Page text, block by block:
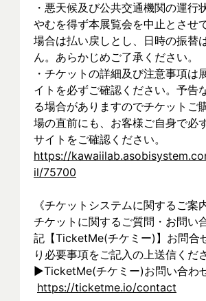
・悪天候及び公共交通機関の運行
やむを得ず本展覧会を中止とさせ
場合は払い戻しとし、日時の振替
ん。あらかじめご了承ください。
・チケットの詳細及び注意事項は
イトを必ずご確認ください。予告
る場合がありますのでチケットご
場の直前にも、お客様ご自身で必
サイトをご確認ください。
https://
il/75700
《チケットシステムに関するご案
チケットに関するご質問・お問い
記【TicketMe(チケミー)】お問合
り必要事項をご記入の上送信くだ
▶︎TicketMe(チケミー)お問い合わ
https://ticketme.io/contact